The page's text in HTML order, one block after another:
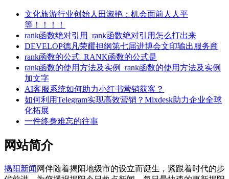
文化旅游行业创始人田淑艳：机会面前人人平
等！！！！
rank函数绝对引用_rank函数绝对引用怎么打出来
DEVELOP德凡荣耀担纲第七届进博会文印输出服务商
rank函数的公式_RANK函数的公式是
rank函数的使用方法及实例_rank函数的使用方法及实例
加文字
AI客服系统如何助力小红书营销获客？
如何利用Telegram实现高效营销？Mixdesk助力企业全球
化拓展
一件终身难忘的往事
网站简介
揭阳新闻 网伴随着揭阳地级市的设立而诞生，紧跟着时代的步